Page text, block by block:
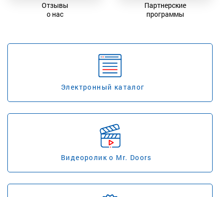
Отзывы
о нас
Партнерские
программы
Электронный каталог
Видеоролик о Mr. Doors